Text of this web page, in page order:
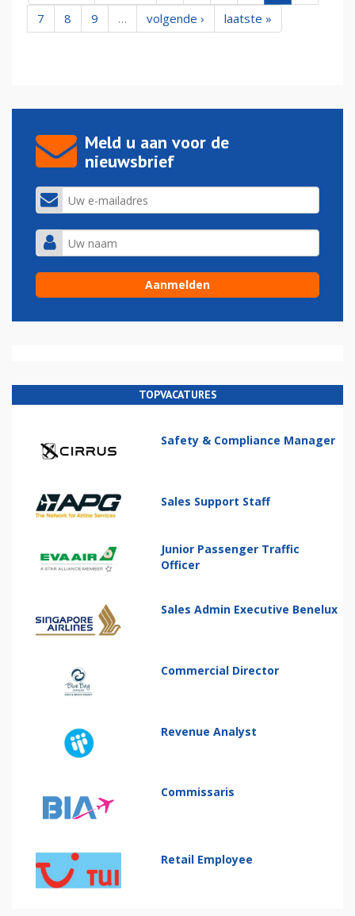
7
8 9 … volgende › laatste »
Meld u aan voor de
nieuwsbrief
TOPVACATURES
Safety & Compliance Manager
Sales Support Staff
Junior Passenger Traffic
Officer
Sales Admin Executive Benelux
Commercial Director
Revenue Analyst
Commissaris
Retail Employee